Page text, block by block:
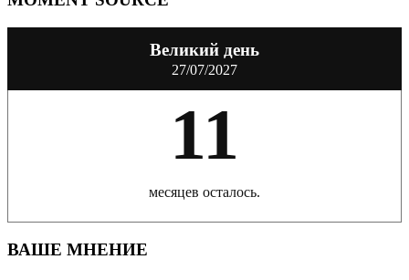
Великий день
27/07/2027
11
месяцев осталось.
ВАШЕ МНЕНИЕ